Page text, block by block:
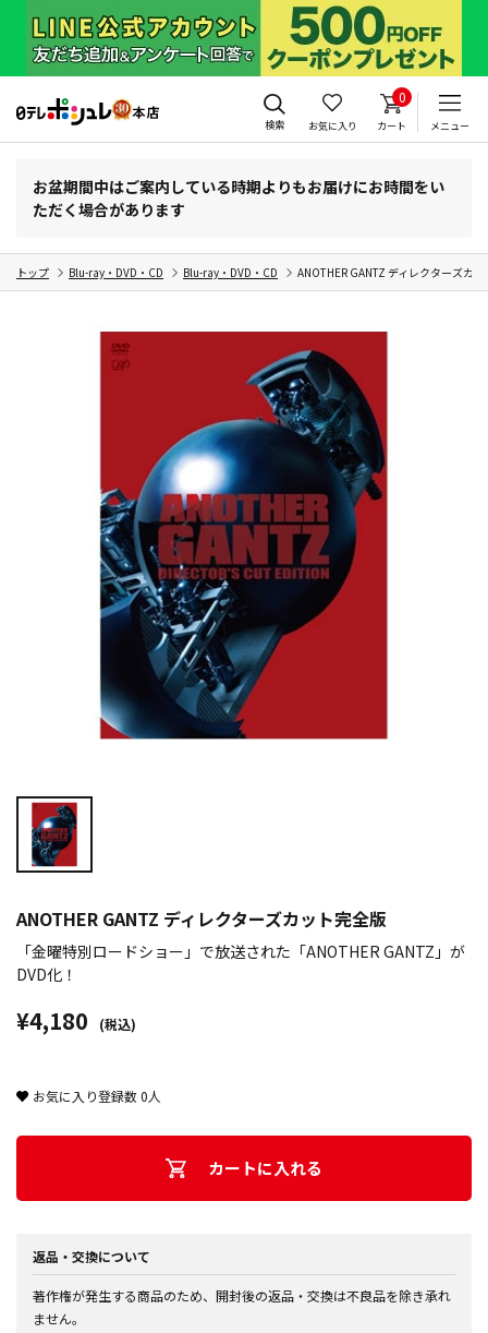
検索 お気に入り
0
カート メニュー
お盆期間中はご案内している時期よりもお届けにお時間をい
ただく場合があります
トップ Blu-ray・DVD・CD Blu-ray・DVD・CD ANOTHER GANTZ ディレクターズカ
ANOTHER GANTZ ディレクターズカット完全版
「金曜特別ロードショー」で放送された「ANOTHER GANTZ」が
DVD化！
¥4,180 (税込)
お気に入り登録数0人
カートに入れる
返品・交換について
著作権が発生する商品のため、開封後の返品・交換は不良品を除き承れ
ません。